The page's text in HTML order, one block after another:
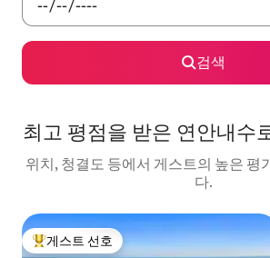
검색
최고 평점을 받은 연안내수
위치, 청결도 등에서 게스트의 높은 평
다.
상위 게스트 선호
게스트 선호